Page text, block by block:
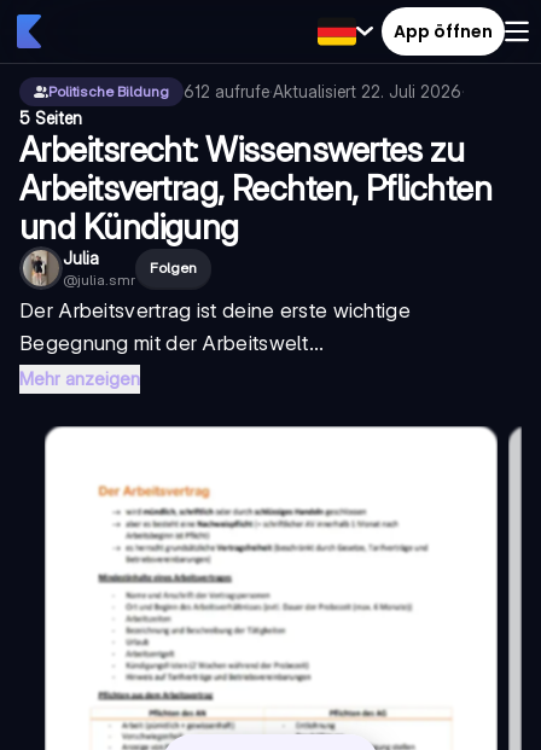
App öffnen
Politische Bildung 612 aufrufe·Aktualisiert 22. Juli 2026·
5 Seiten
Arbeitsrecht: Wissenswertes zu
Arbeitsvertrag, Rechten, Pflichten
und Kündigung
Julia
@julia.smr
Folgen
Der Arbeitsvertrag ist deine erste wichtige
Begegnung mit der Arbeitswelt...
Mehr anzeigen